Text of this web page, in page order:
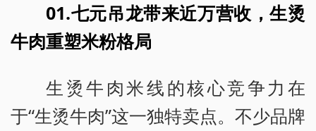
01.七元吊龙带来近万营收，生烫
牛肉重塑米粉格局
生烫牛肉米线的核心竞争力在
于“生烫牛肉”这一独特卖点。不少品牌